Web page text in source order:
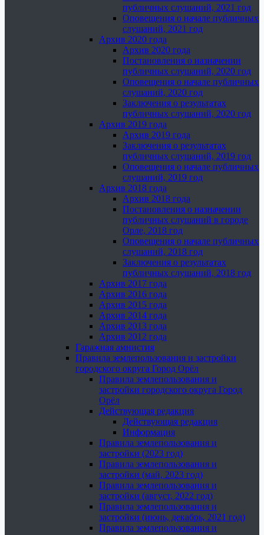
публичных слушаний, 2021 год
Оповещения о начале публичных
слушаний, 2021 год
Архив 2020 года
Архив 2020 года
Постановления о назначении
публичных слушаний, 2020 год
Оповещения о начале публичных
слушаний, 2020 год
Заключения о результатах
публичных слушаний, 2020 год
Архив 2019 года
Архив 2019 года
Заключения о результатах
публичных слушаний, 2019 год
Оповещения о начале публичных
слушаний, 2019 год
Архив 2018 года
Архив 2018 года
Постановления о назначении
публичных слушаний в городе
Орле, 2018 год
Оповещения о начале публичных
слушаний, 2018 год
Заключения о результатах
публичных слушаний, 2018 год
Архив 2017 года
Архив 2016 года
Архив 2015 года
Архив 2014 года
Архив 2013 года
Архив 2012 года
Гаражная амнистия
Правила землепользования и застройки
городского округа Город Орёл
Правила землепользования и
застройки городского округа Город
Орёл
Действующая редакция
Действующая редакция
Информация
Правила землепользования и
застройки (2023 год)
Правила землепользования и
застройки (май, 2023 год)
Правила землепользования и
застройки (август, 2022 год)
Правила землепользования и
застройки (июнь, декабрь, 2021 год)
Правила землепользования и